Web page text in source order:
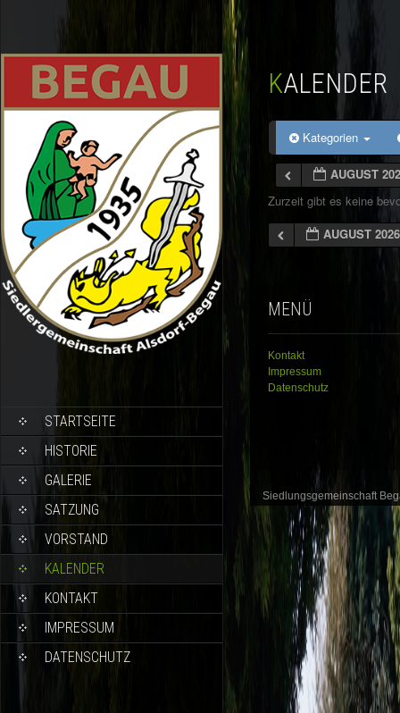
STARTSEITE
HISTORIE
GALERIE
SATZUNG
VORSTAND
KALENDER
KONTAKT
IMPRESSUM
DATENSCHUTZ
KALENDER
Kategorien
AUGUST
Zurzeit gibt es keine
AUGUST 2026
MENÜ
Kontakt
Impressum
Datenschutz
Siedlungsgemeinschaft